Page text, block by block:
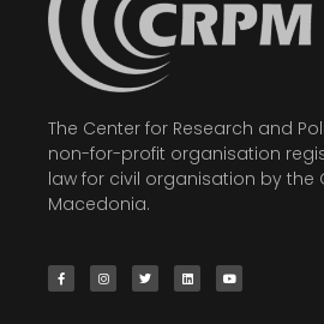
The Center for Research and
non-for-profit organisation
law for civil organisation by the
Macedonia.